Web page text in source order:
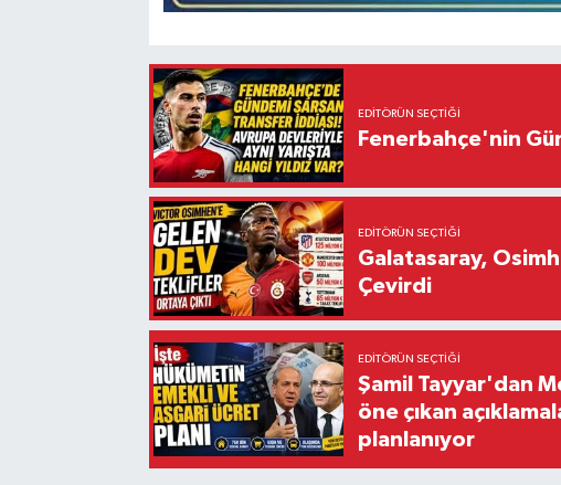
EDITÖRÜN SEÇTIĞI
Fenerbahçe'nin
EDITÖRÜN SEÇTIĞI
Galatasaray,
Çevirdi
EDITÖRÜN SEÇTIĞI
Şamil Tayyar'dan
öne çıkan
planlanıyor